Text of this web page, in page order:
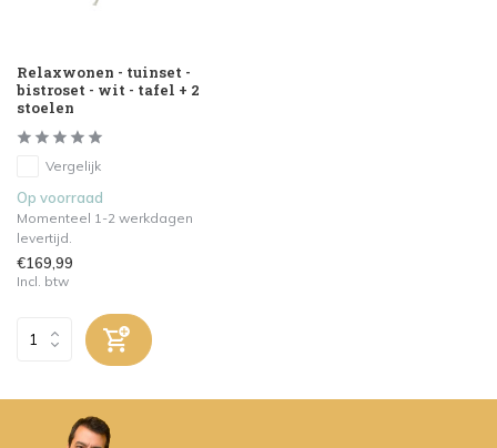
Relaxwonen - tuinset -
bistroset - wit - tafel + 2
stoelen
Vergelijk
Op voorraad
Momenteel 1-2 werkdagen
levertijd.
€169,99
Incl. btw